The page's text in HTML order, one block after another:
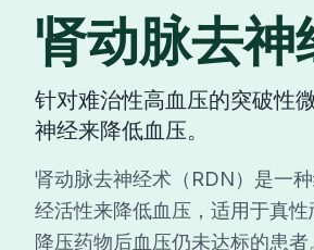
肾动脉去神
针对难治性高血压的突破性
神经来降低血压。
肾动脉去神经术（RDN）是一
经活性来降低血压，适用于真
降压药物后血压仍未达标的患者